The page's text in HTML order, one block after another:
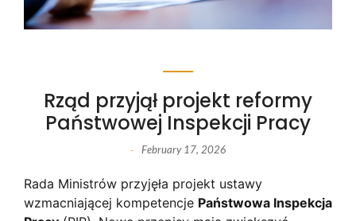
Rząd przyjął projekt reformy
Państwowej Inspekcji Pracy
- February 17, 2026
Rada Ministrów przyjęła projekt ustawy
wzmacniającej kompetencje Państwowa Inspekcja